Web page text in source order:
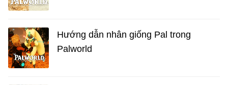
Hướng dẫn nhân giống Pal trong
Palworld